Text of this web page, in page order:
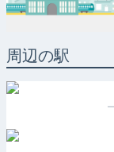
周辺の駅